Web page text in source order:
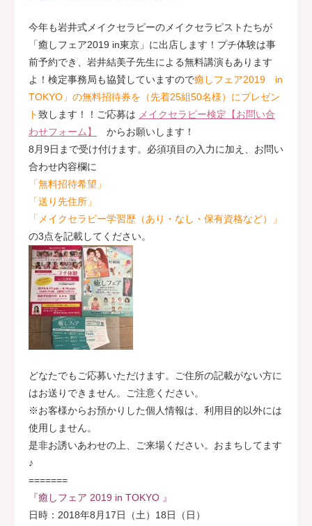
今年も岩井式メイクセラピーのメイクセラピストたちが
「癒しフェア2019 in東京」に出店します！プチ体験は事
前予約でき、岩井結美子先生による無料講演もあります
よ！検定事務局も協賛していますので癒しフェア2019 in
TOKYO」の無料招待券を（先着25組50名様）にプレゼン
ト致します！！ご応募は メイクセラピー検定【お問い合
わせフォーム】
からお願いします！
8月9日まで受け付けます。必須項目の入力に加え、お問い
合わせ内容欄に
「無料招待希望」
「送り先住所」
「メイクセラピー学習歴（あり・なし・保有資格など）」
の3点を記載してください。
どなたでもご応募いただけます。ご住所の記載がない方に
はお送りできません。ご注意ください。
※お客様からお預かりした個人情報は、利用目的以外には
使用しません。
是非お誘いあわせの上、ご来場ください。おまちしてます
♪
=======
『癒しフェア 2019 in TOKYO 』
日時：2018年8月17日（土）18日（日）